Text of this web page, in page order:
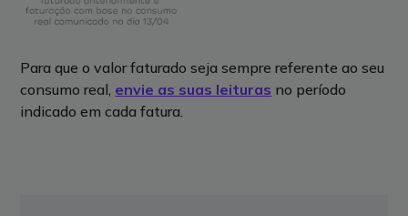
Para que o valor faturado seja sempre referente ao seu
consumo real, envie as suas leituras no período
indicado em cada fatura.